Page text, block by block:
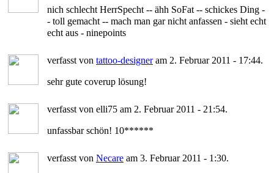
nich schlecht HerrSpecht -- ähh SoFat -- schickes Ding -
- toll gemacht -- mach man gar nicht anfassen - sieht echt
echt aus - ninepoints
verfasst von tattoo-designeram 2. Februar 2011 - 17:44.
sehr gute coverup lösung!
verfasst von elli75 am 2. Februar 2011 - 21:54.
unfassbar schön! 10******
verfasst von Necare am 3. Februar 2011 - 1:30.